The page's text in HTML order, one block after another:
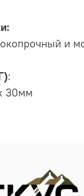
и
:
30мм